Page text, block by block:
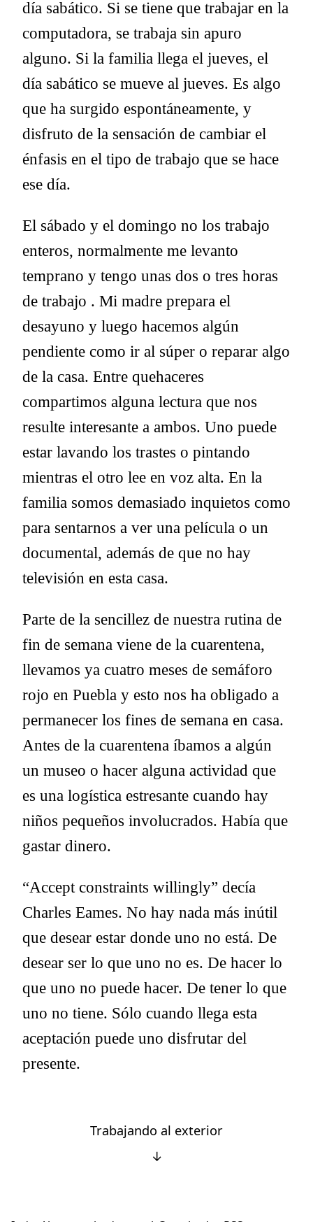
día sabático. Si se tiene que trabajar en la
computadora, se trabaja sin apuro
alguno. Si la familia llega el jueves, el
día sabático se mueve al jueves. Es algo
que ha surgido espontáneamente, y
disfruto de la sensación de cambiar el
énfasis en el tipo de trabajo que se hace
ese día.
El sábado y el domingo no los trabajo
enteros, normalmente me levanto
temprano y tengo unas dos o tres horas
de trabajo . Mi madre prepara el
desayuno y luego hacemos algún
pendiente como ir al súper o reparar algo
de la casa. Entre quehaceres
compartimos alguna lectura que nos
resulte interesante a ambos. Uno puede
estar lavando los trastes o pintando
mientras el otro lee en voz alta. En la
familia somos demasiado inquietos como
para sentarnos a ver una película o un
documental, además de que no hay
televisión en esta casa.
Parte de la sencillez de nuestra rutina de
fin de semana viene de la cuarentena,
llevamos ya cuatro meses de semáforo
rojo en Puebla y esto nos ha obligado a
permanecer los fines de semana en casa.
Antes de la cuarentena íbamos a algún
un museo o hacer alguna actividad que
es una logística estresante cuando hay
niños pequeños involucrados. Había que
gastar dinero.
“Accept constraints willingly” decía
Charles Eames. No hay nada más inútil
que desear estar donde uno no está. De
desear ser lo que uno no es. De hacer lo
que uno no puede hacer. De tener lo que
uno no tiene. Sólo cuando llega esta
aceptación puede uno disfrutar del
presente.
Trabajando al exterior
↓